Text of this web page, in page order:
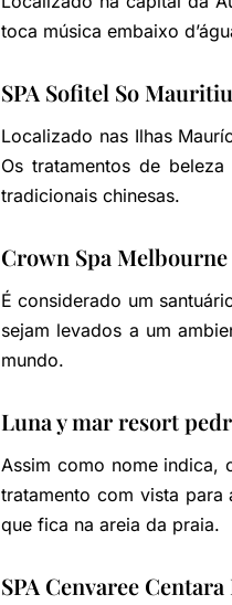
toca música embaixo
SPA Sofitel So
Localizado nas Ilhas
Os tratamentos de
tradicionais chinesas.
Crown Spa Melbourne
É considerado um
sejam levados a um
mundo.
Luna y mar resort
Assim como nome indica,
tratamento com vista
que fica na areia da praia.
SPA Cenvaree